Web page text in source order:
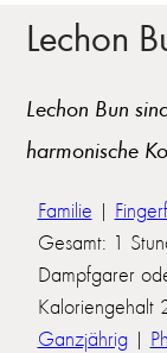
Lechon
Lechon Bun
harmonische
Familie |
Gesamt: 1
Dampfgarer
Ganzjährig |